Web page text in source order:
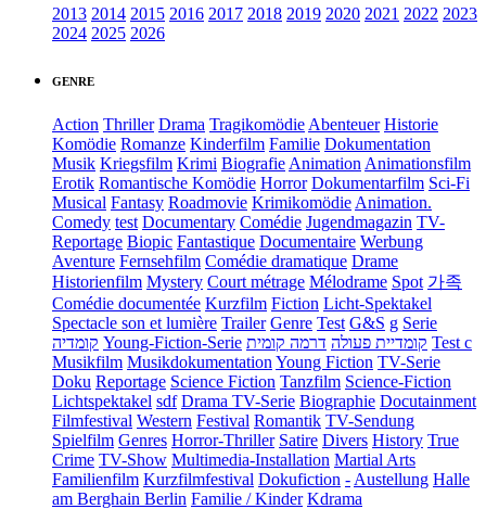
2013 2014 2015 2016 2017 2018 2019 2020 2021 2022 2023
2024 2025 2026
GENRE
Action Thriller Drama Tragikomödie Abenteuer Historie
Komödie Romanze Kinderfilm Familie Dokumentation
Musik Kriegsfilm Krimi Biografie Animation Animationsfilm
Erotik Romantische Komödie Horror Dokumentarfilm Sci-Fi
Musical Fantasy Roadmovie Krimikomödie Animation.
Comedy test Documentary Comédie Jugendmagazin TV-
Reportage Biopic Fantastique Documentaire Werbung
Aventure Fernsehfilm Comédie dramatique Drame
Historienfilm Mystery Court métrage Mélodrame Spot 가족
Comédie documentée Kurzfilm Fiction Licht-Spektakel
Spectacle son et lumière Trailer Genre Test G&S g Serie
קומדיה Young-Fiction-Serie קומדיית פעולה דרמה קומית
Test c
Musikfilm Musikdokumentation Young Fiction TV-Serie
Doku Reportage Science Fiction Tanzfilm Science-Fiction
Lichtspektakel sdf Drama TV-Serie Biographie Docutainment
Filmfestival Western Festival Romantik TV-Sendung
Spielfilm Genres Horror-Thriller Satire Divers History True
Crime TV-Show Multimedia-Installation Martial Arts
Familienfilm Kurzfilmfestival Dokufiction - Austellung Halle
am Berghain Berlin Familie / Kinder Kdrama